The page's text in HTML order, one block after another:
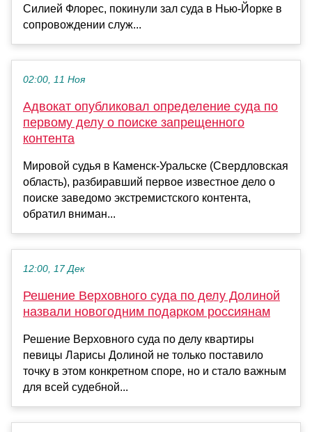
Силией Флорес, покинули зал суда в Нью-Йорке в
сопровождении служ...
02:00, 11 Ноя
Адвокат опубликовал определение суда по
первому делу о поиске запрещенного
контента
Мировой судья в Каменск-Уральске (Свердловская
область), разбиравший первое известное дело о
поиске заведомо экстремистского контента,
обратил вниман...
12:00, 17 Дек
Решение Верховного суда по делу Долиной
назвали новогодним подарком россиянам
Решение Верховного суда по делу квартиры
певицы Ларисы Долиной не только поставило
точку в этом конкретном споре, но и стало важным
для всей судебной...